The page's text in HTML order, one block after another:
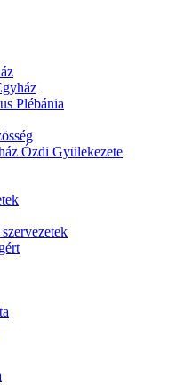
Plébánia
Ózdi Gyülekezete